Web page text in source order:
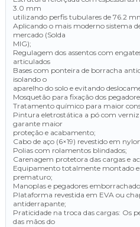
3.0 mm
utilizando perfis tubulares de 76.2
Aplicando o mais moderno sistema
mercado (Solda
MIG);
Regulagem dos assentos com
articulados
Bases com ponteira de borracha
isolando o
aparelho do solo e evitando
Mosquetão para fixação dos
Tratamento químico para maior
Pintura eletrostática a pó com
garante maior
proteção e acabamento;
Cabo de aço (6×19) revestido em
Polias com rolamentos blindados;
Carenagem protetora das cargas e
Equipamento totalmente montado
prematuro;
Manoplas e pegadores
Plataforma revestida em EVA ou
antiderrapante;
Praticidade na troca das cargas: Os
das mãos do